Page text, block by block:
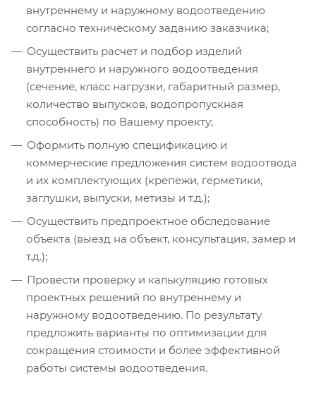
внутреннему и наружному водоотведению
согласно техническому заданию заказчика;
Осуществить расчет и подбор изделий
внутреннего и наружного водоотведения
(сечение, класс нагрузки, габаритный размер,
количество выпусков, водопропускная
способность) по Вашему проекту;
Оформить полную спецификацию и
коммерческие предложения систем водоотвода
и их комплектующих (крепежи, герметики,
заглушки, выпуски, метизы и т.д.);
Осуществить предпроектное обследование
объекта (выезд на объект, консультация, замер и
т.д.);
Провести проверку и калькуляцию готовых
проектных решений по внутреннему и
наружному водоотведению. По результату
предложить варианты по оптимизации для
сокращения стоимости и более эффективной
работы системы водоотведения.